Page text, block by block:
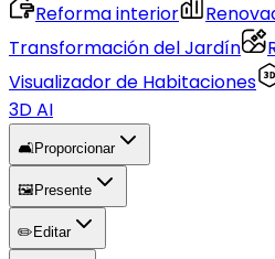
Reforma interior
Transformación del Jardín
Visualizador de Habitaciones
3D AI
🛋️Proporcionar
🖼️ Presente
✏️ Editar